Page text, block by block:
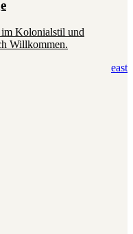
Kolonialstil und
Willkommen.
east